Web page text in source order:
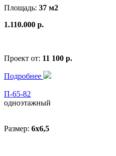
Площадь: 37 м2
1.110.000 р.
Проект от: 11 100 р.
Подробнее
П-65-82
одноэтажный
Размер: 6x6,5